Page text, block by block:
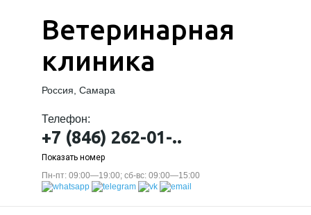
Ветеринарная
клиника
Россия, Самара
Телефон:
+7 (846) 262-01-..
Показать номер
Пн-пт: 09:00—19:00; сб-вс: 09:00—15:00